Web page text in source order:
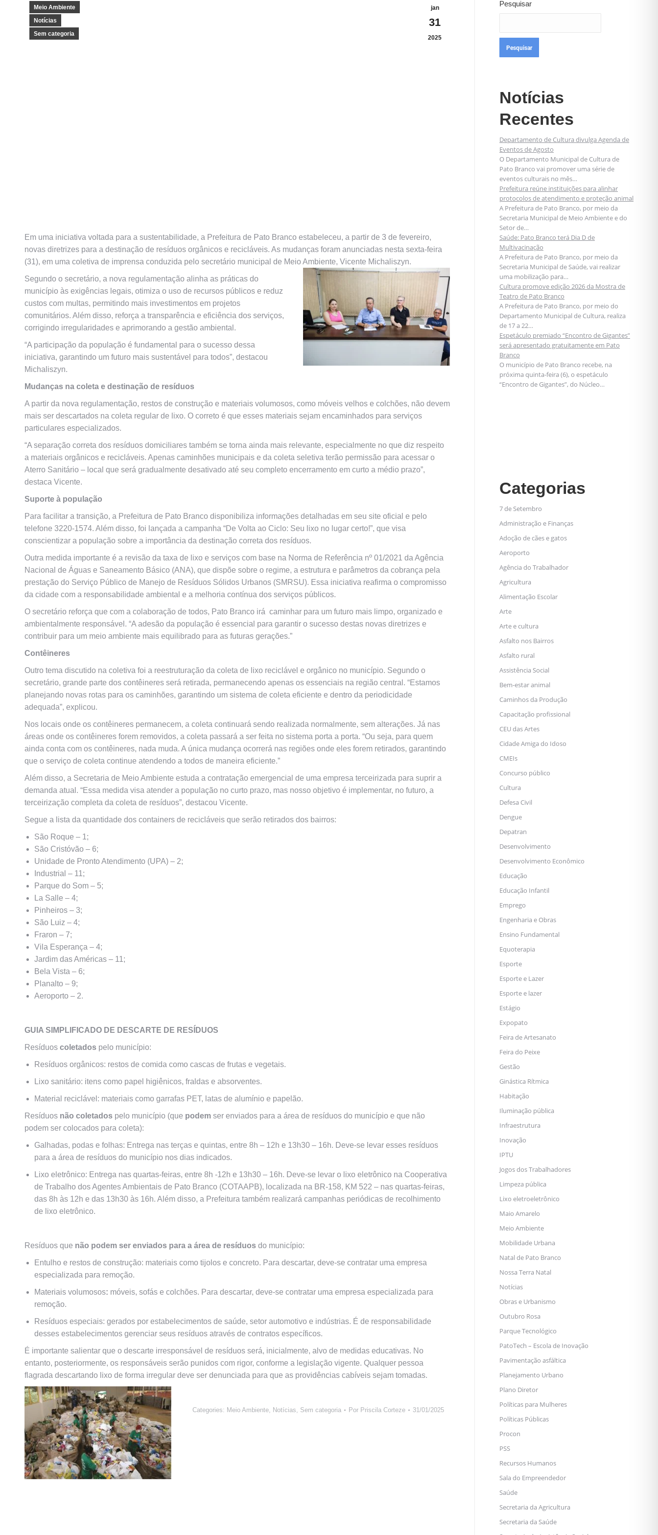
jan
31
2025
Meio Ambiente
Notícias
Sem categoria
Em uma iniciativa voltada para a sustentabilidade, a Prefeitura de Pato Branco estabeleceu, a partir de 3 de fevereiro,
novas diretrizes para a destinação de resíduos orgânicos e recicláveis. As mudanças foram anunciadas nesta sexta-feira
(31), em uma coletiva de imprensa conduzida pelo secretário municipal de Meio Ambiente, Vicente Michaliszyn.
Segundo o secretário, a nova regulamentação alinha as práticas do
município às exigências legais, otimiza o uso de recursos públicos e reduz
custos com multas, permitindo mais investimentos em projetos
comunitários. Além disso, reforça a transparência e eficiência dos serviços,
corrigindo irregularidades e aprimorando a gestão ambiental.
“A participação da população é fundamental para o sucesso dessa
iniciativa, garantindo um futuro mais sustentável para todos”, destacou
Michaliszyn.
Mudanças na coleta e destinação de resíduos
A partir da nova regulamentação, restos de construção e materiais volumosos, como móveis velhos e colchões, não devem
mais ser descartados na coleta regular de lixo. O correto é que esses materiais sejam encaminhados para serviços
particulares especializados.
“A separação correta dos resíduos domiciliares também se torna ainda mais relevante, especialmente no que diz respeito
a materiais orgânicos e recicláveis. Apenas caminhões municipais e da coleta seletiva terão permissão para acessar o
Aterro Sanitário – local que será gradualmente desativado até seu completo encerramento em curto a médio prazo”,
destaca Vicente.
Suporte à população
Para facilitar a transição, a Prefeitura de Pato Branco disponibiliza informações detalhadas em seu site oficial e pelo
telefone 3220-1574. Além disso, foi lançada a campanha “De Volta ao Ciclo: Seu lixo no lugar certo!”, que visa
conscientizar a população sobre a importância da destinação correta dos resíduos.
Outra medida importante é a revisão da taxa de lixo e serviços com base na Norma de Referência nº 01/2021 da Agência
Nacional de Águas e Saneamento Básico (ANA), que dispõe sobre o regime, a estrutura e parâmetros da cobrança pela
prestação do Serviço Público de Manejo de Resíduos Sólidos Urbanos (SMRSU). Essa iniciativa reafirma o compromisso
da cidade com a responsabilidade ambiental e a melhoria contínua dos serviços públicos.
O secretário reforça que com a colaboração de todos, Pato Branco irá caminhar para um futuro mais limpo, organizado e
ambientalmente responsável. “A adesão da população é essencial para garantir o sucesso destas novas diretrizes e
contribuir para um meio ambiente mais equilibrado para as futuras gerações.”
Contêineres
Outro tema discutido na coletiva foi a reestruturação da coleta de lixo reciclável e orgânico no município. Segundo o
secretário, grande parte dos contêineres será retirada, permanecendo apenas os essenciais na região central. “Estamos
planejando novas rotas para os caminhões, garantindo um sistema de coleta eficiente e dentro da periodicidade
adequada”, explicou.
Nos locais onde os contêineres permanecem, a coleta continuará sendo realizada normalmente, sem alterações. Já nas
áreas onde os contêineres forem removidos, a coleta passará a ser feita no sistema porta a porta. “Ou seja, para quem
ainda conta com os contêineres, nada muda. A única mudança ocorrerá nas regiões onde eles forem retirados, garantindo
que o serviço de coleta continue atendendo a todos de maneira eficiente.”
Além disso, a Secretaria de Meio Ambiente estuda a contratação emergencial de uma empresa terceirizada para suprir a
demanda atual. “Essa medida visa atender a população no curto prazo, mas nosso objetivo é implementar, no futuro, a
terceirização completa da coleta de resíduos”, destacou Vicente.
Segue a lista da quantidade dos containers de recicláveis que serão retirados dos bairros:
São Roque – 1;
São Cristóvão – 6;
Unidade de Pronto Atendimento (UPA) – 2;
Industrial – 11;
Parque do Som – 5;
La Salle – 4;
Pinheiros – 3;
São Luiz – 4;
Fraron – 7;
Vila Esperança – 4;
Jardim das Américas – 11;
Bela Vista – 6;
Planalto – 9;
Aeroporto – 2.
GUIA SIMPLIFICADO DE DESCARTE DE RESÍDUOS
Resíduos coletados pelo município:
Resíduos orgânicos: restos de comida como cascas de frutas e vegetais.
Lixo sanitário: itens como papel higiênicos, fraldas e absorventes.
Material reciclável: materiais como garrafas PET, latas de alumínio e papelão.
Resíduos não coletados pelo município (que podem ser enviados para a área de resíduos do município e que não
podem ser colocados para coleta):
Galhadas, podas e folhas: Entrega nas terças e quintas, entre 8h – 12h e 13h30 – 16h. Deve-se levar esses resíduos
para a área de resíduos do município nos dias indicados.
Lixo eletrônico: Entrega nas quartas-feiras, entre 8h -12h e 13h30 – 16h. Deve-se levar o lixo eletrônico na Cooperativa
de Trabalho dos Agentes Ambientais de Pato Branco (COTAAPB), localizada na BR-158, KM 522 – nas quartas-feiras,
das 8h às 12h e das 13h30 às 16h. Além disso, a Prefeitura também realizará campanhas periódicas de recolhimento
de lixo eletrônico.
Resíduos que não podem ser enviados para a área de resíduos do município:
Entulho e restos de construção: materiais como tijolos e concreto. Para descartar, deve-se contratar uma empresa
especializada para remoção.
Materiais volumosos: móveis, sofás e colchões. Para descartar, deve-se contratar uma empresa especializada para
remoção.
Resíduos especiais: gerados por estabelecimentos de saúde, setor automotivo e indústrias. É de responsabilidade
desses estabelecimentos gerenciar seus resíduos através de contratos específicos.
É importante salientar que o descarte irresponsável de resíduos será, inicialmente, alvo de medidas educativas. No
entanto, posteriormente, os responsáveis serão punidos com rigor, conforme a legislação vigente. Qualquer pessoa
flagrada descartando lixo de forma irregular deve ser denunciada para que as providências cabíveis sejam tomadas.
Categories: Meio Ambiente, Notícias Sem categoria Por Priscila Corteze 31/01/2025
Pesquisar
Pesquisar
Notícias
Recentes
Departamento de Cultura divulga Agenda de
Eventos de Agosto
O Departamento Municipal de Cultura de
Pato Branco vai promover uma série de
eventos culturais no mês…
Prefeitura reúne instituições para alinhar
protocolos de atendimento e proteção animal
A Prefeitura de Pato Branco, por meio da
Secretaria Municipal de Meio Ambiente e do
Setor de…
Saúde: Pato Branco terá Dia D de
Multivacinação
A Prefeitura de Pato Branco, por meio da
Secretaria Municipal de Saúde, vai realizar
uma mobilização para…
Cultura promove edição 2026 da Mostra de
Teatro de Pato Branco
A Prefeitura de Pato Branco, por meio do
Departamento Municipal de Cultura, realiza
de 17 a 22…
Espetáculo premiado “Encontro de Gigantes”
será apresentado gratuitamente em Pato
Branco
O município de Pato Branco recebe, na
próxima quinta-feira (6), o espetáculo
“Encontro de Gigantes”, do Núcleo…
Categorias
7 de Setembro
Administração e Finanças
Adoção de cães e gatos
Aeroporto
Agência do Trabalhador
Agricultura
Alimentação Escolar
Arte
Arte e cultura
Asfalto nos Bairros
Asfalto rural
Assistência Social
Bem-estar animal
Caminhos da Produção
Capacitação profissional
CEU das Artes
Cidade Amiga do Idoso
CMEIs
Concurso público
Cultura
Defesa Civil
Dengue
Depatran
Desenvolvimento
Desenvolvimento Econômico
Educação
Educação Infantil
Emprego
Engenharia e Obras
Ensino Fundamental
Equoterapia
Esporte
Esporte e Lazer
Esporte e lazer
Estágio
Expopato
Feira de Artesanato
Feira do Peixe
Gestão
Ginástica Rítmica
Habitação
Iluminação pública
Infraestrutura
Inovação
IPTU
Jogos dos Trabalhadores
Limpeza pública
Lixo eletroeletrônico
Maio Amarelo
Meio Ambiente
Mobilidade Urbana
Natal de Pato Branco
Nossa Terra Natal
Notícias
Obras e Urbanismo
Outubro Rosa
Parque Tecnológico
PatoTech – Escola de Inovação
Pavimentação asfáltica
Planejamento Urbano
Plano Diretor
Políticas para Mulheres
Políticas Públicas
Procon
PSS
Recursos Humanos
Sala do Empreendedor
Saúde
Secretaria da Agricultura
Secretaria da Saúde